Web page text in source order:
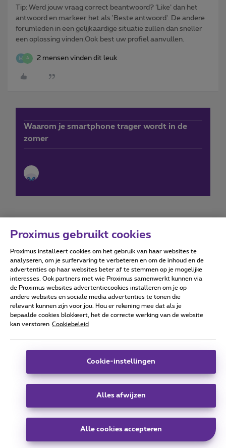
Tip: Werd jouw vraag correct beantwoord? ‘Like’ dan het
antwoord en markeer het als 'Beste antwoord'. De andere
forumleden in een gelijkaardige situatie zullen dan sneller
een oplossing vinden.Ook best uw profiel aanvullen.
A 2 mensen vinden dit leuk
Waarom je smartphone trager wordt in de
zomer
Forumvoorwaarden Accessibility statement
Alle rechten voorbehouden. © Proximus
Algemene voorwaarden, consumenteninfo
Deze website is gecreëerd en wordt beheerd conform het
Koning Albert II-laan 27 - B-1030 Brussel.
Carrier & Wholesale Solutions
Telindus
|Sitemap
Proximus gebruikt cookies
Proximus installeert cookies om het gebruik van haar websites te
analyseren, om je surfervaring te verbeteren en om de inhoud en de
advertenties op haar websites beter af te stemmen op je mogelijke
interesses. Ook partners met wie Proximus samenwerkt kunnen via
de Proximus websites advertentiecookies installeren om je op
andere websites en sociale media advertenties te tonen die
relevant kunnen zijn voor jou. Hou er rekening mee dat als je
bepaalde cookies blokkeert, het de correcte werking van de website
kan verstoren Cookiebeleid
Cookie-instellingen
Alles afwijzen
Alle cookies accepteren